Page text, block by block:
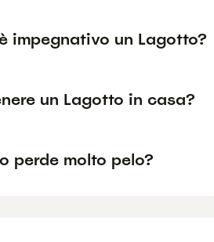
impegnativo un Lagotto?
un Lagotto in casa?
perde molto pelo?